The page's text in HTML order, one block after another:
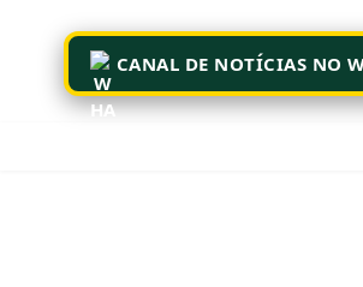
CANAL DE NOTÍCIAS NO